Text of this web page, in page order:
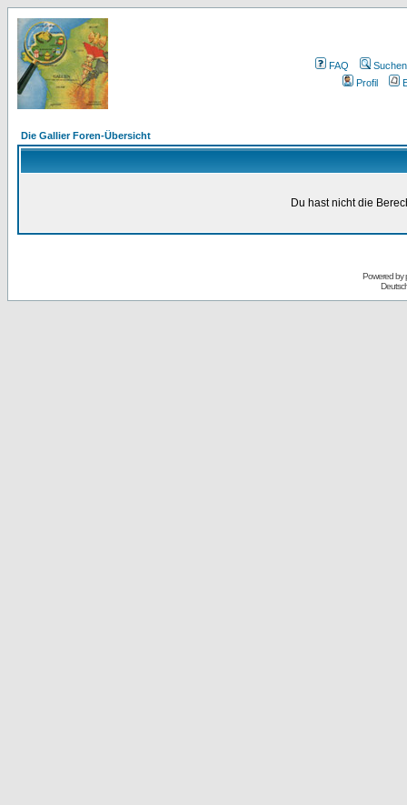
FAQ
Suchen
Profil
Die Gallier Foren-Übersicht
Du hast nicht die
Powered by